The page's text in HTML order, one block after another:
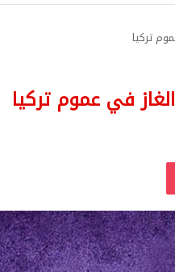
تركيا
في عموم تركيا
‫Pocket